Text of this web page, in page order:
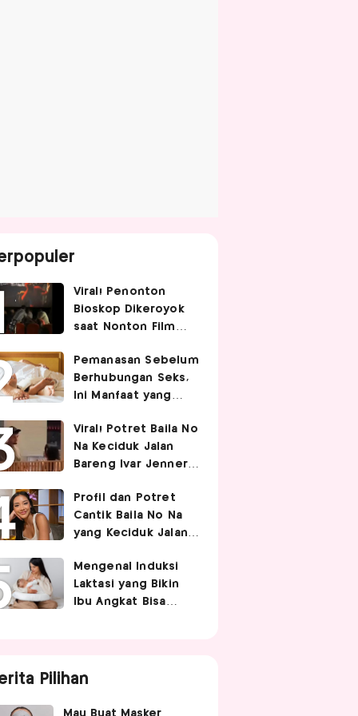
Viral! Penonton
Bioskop Dikeroyok
saat Nonton Film
Pemanasan Sebelum
Berhubungan Seks,
Ini Manfaat yang
Pasangan
Viral! Potret Baila No
Na Keciduk Jalan
Bareng Ivar Jenner,
Profil dan Potret
Cantik Baila No Na
yang Keciduk Jalan
Timnas Indonesia
Ivar Jenner
Mengenal Induksi
Laktasi yang Bikin
Ibu Angkat Bisa
Pilihan
Mau Buat Masker